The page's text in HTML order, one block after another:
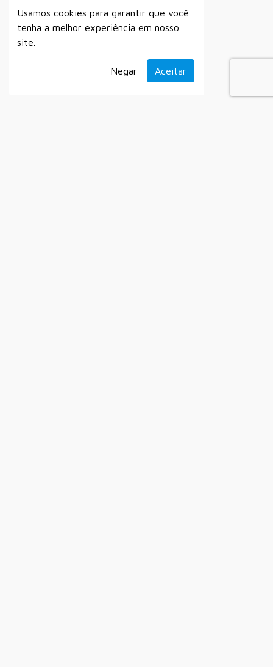
Usamos cookies para garantir que você
tenha a melhor experiência em nosso
site.
Negar Aceitar